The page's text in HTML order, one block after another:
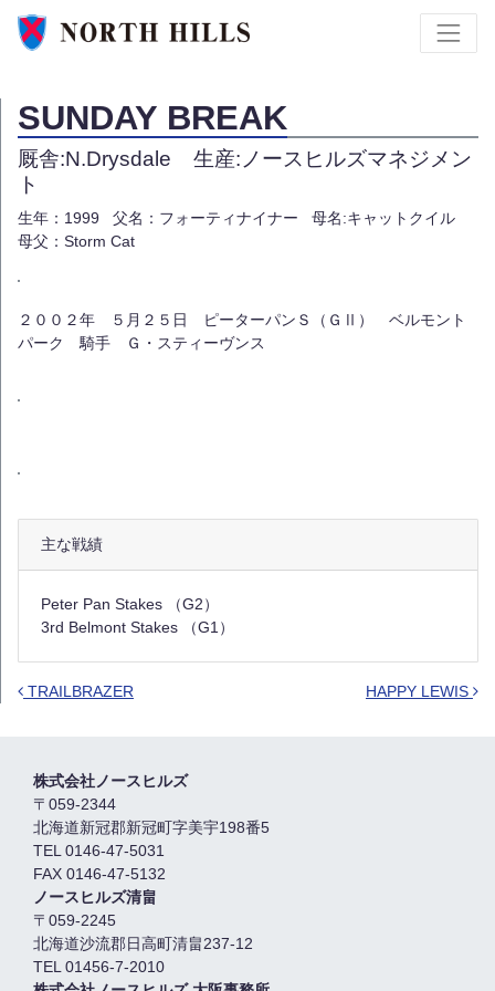
SUNDAY BREAK
厩舎:N.Drysdale
生産:ノースヒルズマネジメン
ト
生年：1999 父名：フォーティナイナー
母名:キャットクイル
母父：Storm Cat
２００２年 ５月２５日 ピーターパンＳ（ＧⅡ） ベルモント
パーク 騎手 Ｇ・スティーヴンス
主な戦績
Peter Pan Stakes （G2）
3rd Belmont Stakes （G1）
TRAILBRAZER HAPPY LEWIS
株式会社ノースヒルズ
〒059-2344
北海道新冠郡新冠町字美宇198番5
TEL 0146-47-5031
FAX 0146-47-5132
ノースヒルズ清畠
〒059-2245
北海道沙流郡日高町清畠237-12
TEL 01456-7-2010